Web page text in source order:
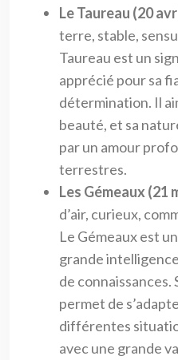
Le Taureau (20
terre, stable,
Taureau est un
apprécié pour sa
détermination. Il
beauté, et sa
par un amour
terrestres.
Les Gémeaux (21
d’air, curieux,
Le Gémeaux est
grande
de connaissances.
permet de
différentes
avec une grande